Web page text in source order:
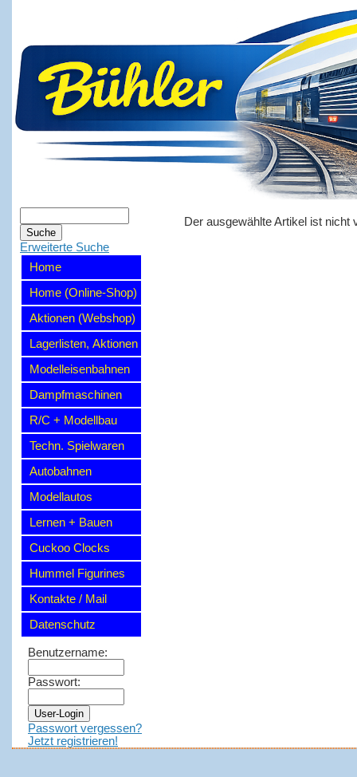
Erweiterte Suche
Home
Home (Online-Shop)
Aktionen (Webshop)
Lagerlisten, Aktionen
Modelleisenbahnen
Dampfmaschinen
R/C + Modellbau
Techn. Spielwaren
Autobahnen
Modellautos
Lernen + Bauen
Cuckoo Clocks
Hummel Figurines
Kontakte / Mail
Datenschutz
Benutzername:
Passwort:
Passwort vergessen?
Jetzt registrieren!
Der ausgewählte Artikel ist nicht